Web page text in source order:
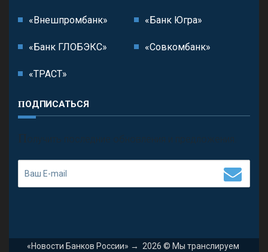
«Внешпромбанк» «Банк Югра»
«Банк ГЛОБЭКС» «Совкомбанк»
«ТРАСТ»
ПОДПИСАТЬСЯ
П олучить последние обновления и предложения.
«Новости Банков России» → 2026 © Мы транслируем